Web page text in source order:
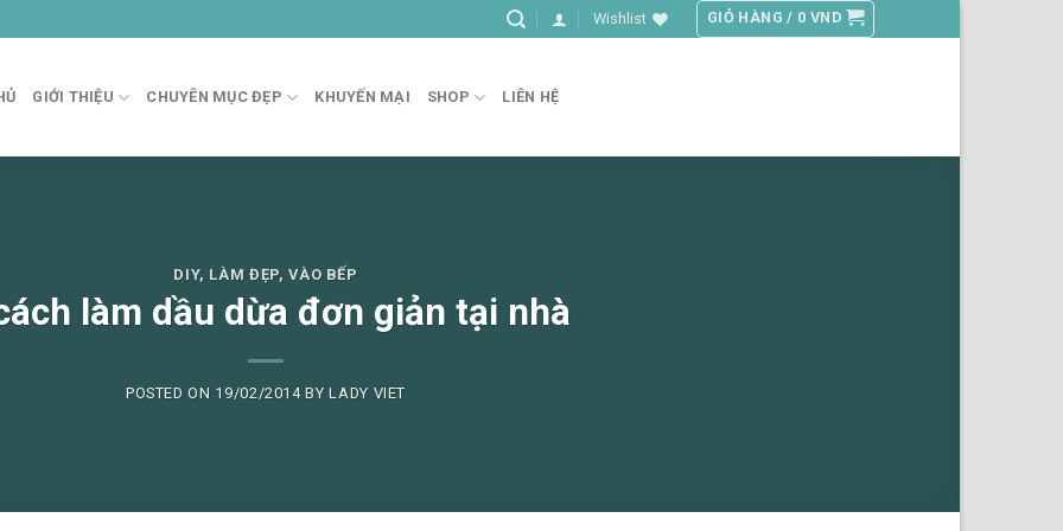
Wishlist GIỎ HÀNG / 0 VND
GIỚI THIỆU CHUYÊN MỤC ĐẸP KHUYẾN MẠI SHOP LIÊN HỆ
DIY, LÀM ĐẸP,VÀO BẾP
làm dầu dừa đơn giản tại nhà
POSTED ON 19/02/2014BYLADY VIET